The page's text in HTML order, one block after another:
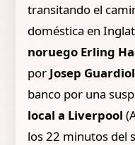
transitando el
doméstica en
noruego Erling
por Josep
banco por una
local a Liverpool
los 22 minutos del